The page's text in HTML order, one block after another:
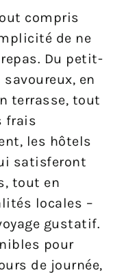
compris
de ne
Du petit-
en
terrasse, tout
frais
les hôtels
satisferont
tout en
locales –
gustatif.
pour
de journée,